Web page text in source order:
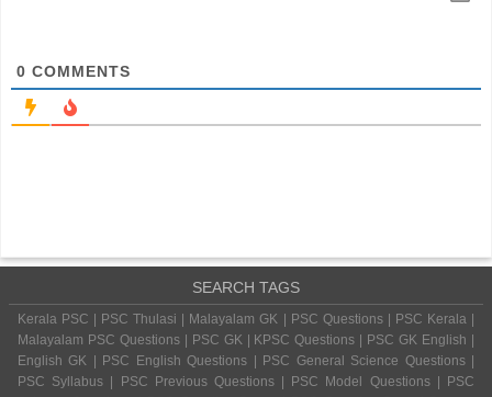
0 COMMENTS
SEARCH TAGS
Kerala PSC | PSC Thulasi | Malayalam GK | PSC Questions | PSC Kerala |
Malayalam PSC Questions | PSC GK | KPSC Questions | PSC GK English |
English GK | PSC English Questions | PSC General Science Questions |
PSC Syllabus | PSC Previous Questions | PSC Model Questions | PSC